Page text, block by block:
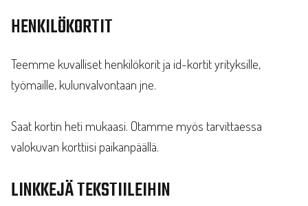
HENKILÖKORTIT
Teemme kuvalliset henkilökorit ja id-kortit yrityksille,
työmaille, kulunvalvontaan jne.
Saat kortin heti mukaasi. Otamme myös tarvittaessa
valokuvan korttiisi paikanpäällä.
LINKKEJÄ TEKSTIILEIHIN